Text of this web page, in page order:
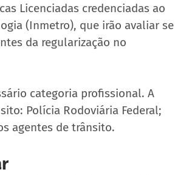
Licenciadas credenciadas ao
(Inmetro), que irão avaliar se
da regularização no
categoria profissional. A
Polícia Rodoviária Federal;
agentes de trânsito.